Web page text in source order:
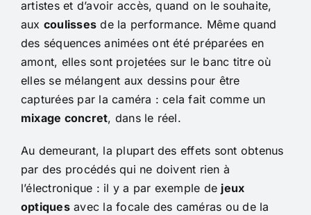
artistes et d’avoir accès, quand on le souhaite,
aux coulisses de la performance. Même quand
des séquences animées ont été préparées en
amont, elles sont projetées sur le banc titre où
elles se mélangent aux dessins pour être
capturées par la caméra : cela fait comme un
mixage concret, dans le réel.
Au demeurant, la plupart des effets sont obtenus
par des procédés qui ne doivent rien à
l’électronique : il y a par exemple de jeux
optiquesavec la focale des caméras ou de la